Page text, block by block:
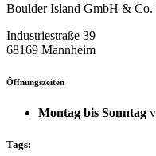
Boulder Island GmbH &
Industriestraße 39
68169 Mannheim
Öffnungszeiten
Montag bis Sonntag
Tags: